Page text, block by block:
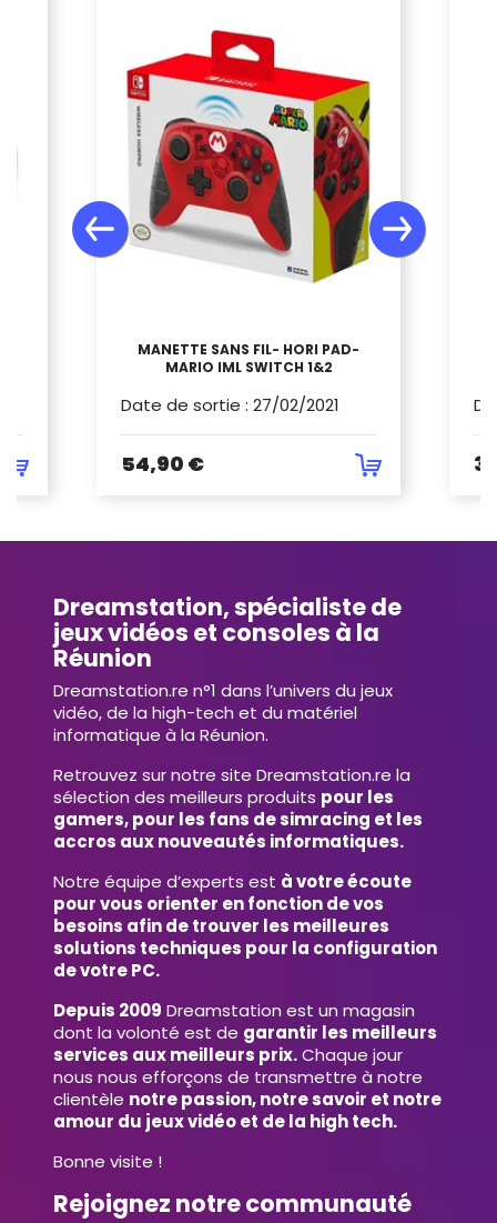
MANETTE SANS FIL- HORI PAD-
MARIO IML SWITCH 1&2
Date de sortie : 27/02/2021
54,90 €
Dreamstation, spécialiste de
jeux vidéos et consoles à la
Réunion
Dreamstation.re n°1 dans l’univers du jeux
vidéo, de la high-tech et du matériel
informatique à la Réunion.
Retrouvez sur notre site Dreamstation.re la
sélection des meilleurs produits pour les
gamers, pour les fans de simracing et les
accros aux nouveautés informatiques.
Notre équipe d’experts est à votre écoute
pour vous orienter en fonction de vos
besoins afin de trouver les meilleures
solutions techniques pour la configuration
de votre PC.
Depuis 2009 Dreamstation est un magasin
dont la volonté est de garantir les meilleurs
services aux meilleurs prix.Chaque jour
nous nous efforçons de transmettre à notre
clientèle notre passion, notre savoir et notre
amour du jeux vidéo et de la high tech.
Bonne visite !
Rejoignez notre communauté